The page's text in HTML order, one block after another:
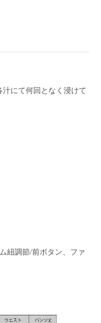
にて何回となく浸けて
紐調節/前ボタン、ファ